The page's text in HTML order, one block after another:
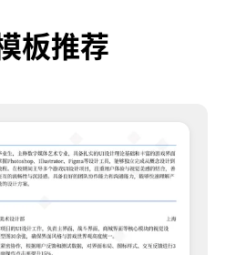
合行业规范又突出个人特色。
板推荐